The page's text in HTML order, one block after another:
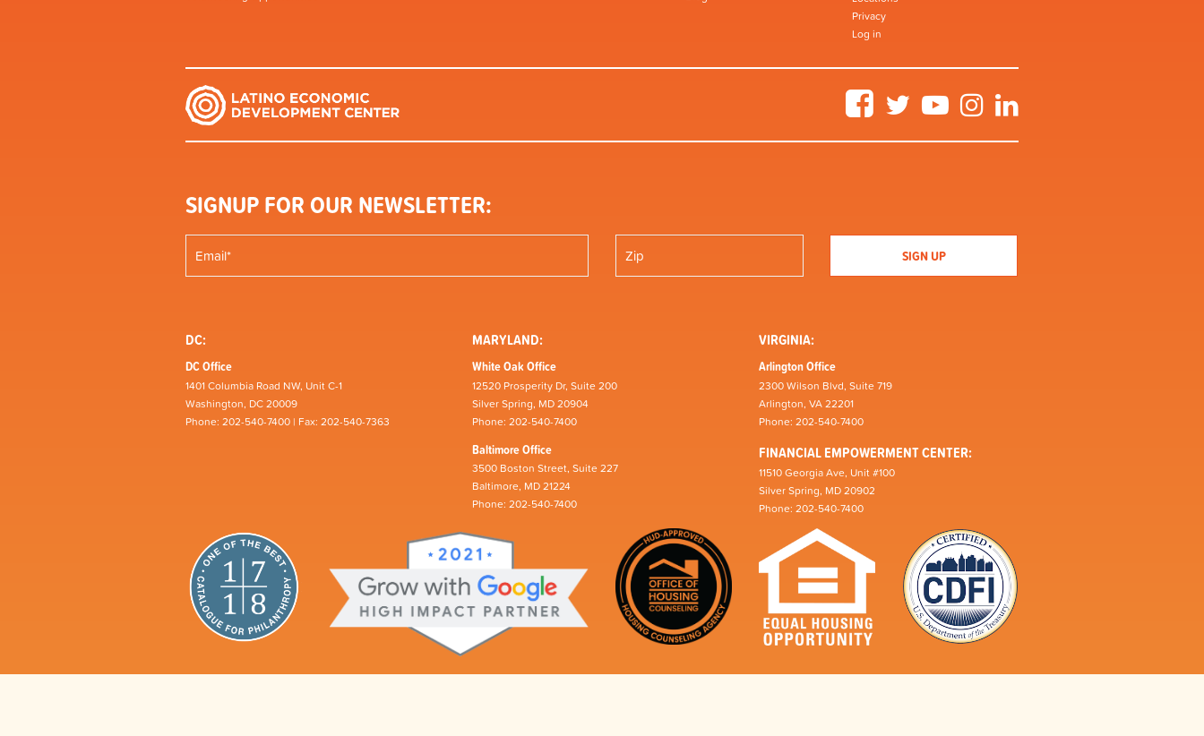
Privacy
Log in
FacebookTwitter YouTubeInstagram
SIGNUP FOR OUR NEWSLETTER:
DC:
DC Office
1401 Columbia Road NW, Unit C-1
Washington, DC 20009
Phone: 202-540-7400 | Fax: 202-540-7363
MARYLAND:
White Oak Office
12520 Prosperity Dr, Suite 200
Silver Spring, MD 20904
Phone: 202-540-7400
Baltimore Office
3500 Boston Street, Suite 227
Baltimore, MD 21224
Phone: 202-540-7400
VIRGINIA:
Arlington Office
2300 Wilson Blvd, Suite 719
Arlington, VA 22201
Phone: 202-540-7400
FINANCIAL EMPOWERMENT CENTER:
11510 Georgia Ave, Unit #100
Silver Spring, MD 20902
Phone: 202-540-7400